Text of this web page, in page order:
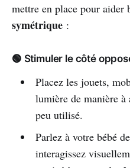
mettre en place pour aider
symétrique :
🟢 Stimuler le côté
Placez les jouets,
lumière de manière
peu utilisé.
Parlez à votre bébé
interagissez